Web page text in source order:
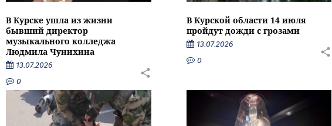
В Курске ушла из жизни
бывший директор
музыкального колледжа
Людмила Чунихина
13.07.2026
0
В Курской области 14 июля
пройдут дожди с грозами
13.07.2026
0